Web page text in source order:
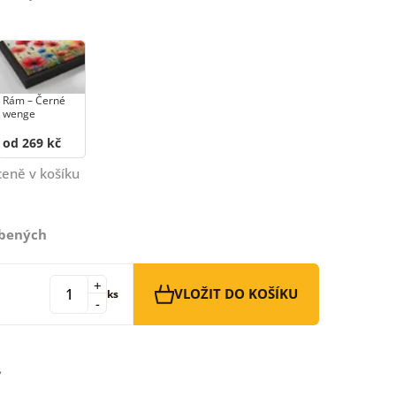
Rám –⁠⁠⁠⁠⁠⁠ Černé
wenge
od 269 kč
v košíku
-
+ ks VLOŽIT DO KOŠÍKU